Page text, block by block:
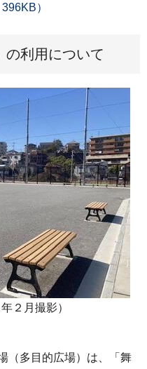
）
の利用について
２月撮影）
（多目的広場）は、「舞